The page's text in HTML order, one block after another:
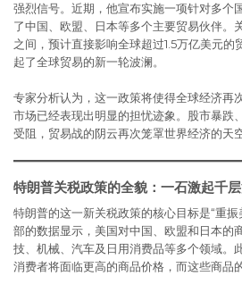
强烈信号。近期，他宣布实施一项针对多个
了中国、欧盟、日本等多个主要贸易伙伴。
之间，预计直接影响全球超过1.5万亿美元的
起了全球贸易的新一轮波澜。
专家分析认为，这一政策将使得全球经济再
市场已经表现出明显的担忧迹象。股市暴跌
受阻，贸易战的阴云再次笼罩世界经济的天空
特朗普关税政策的全貌：一石激起千
特朗普的这一新关税政策的核心目标是“重
部的数据显示，美国对中国、欧盟和日本的
技、机械、汽车及日用消费品等多个领域。
消费者将面临更高的商品价格，而这些商品